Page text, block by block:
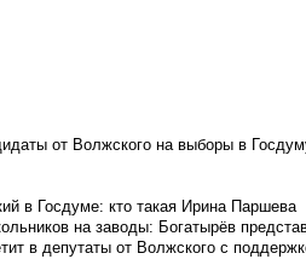
от Волжского на выборы в
в Госдуме: кто такая Ирина Паршева
на заводы: Богатырёв
в депутаты от Волжского с